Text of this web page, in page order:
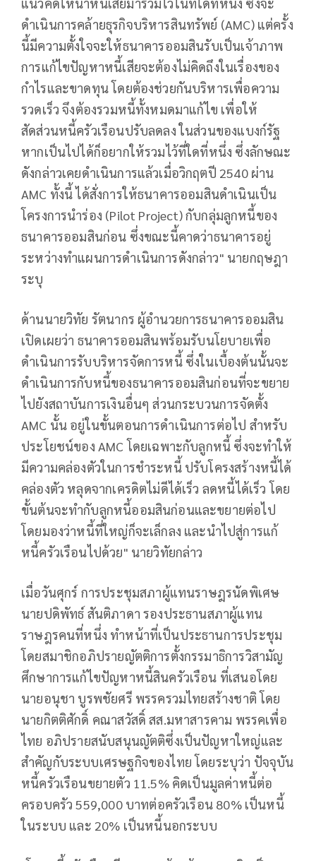
แนวคิดให้นำหนี้เสียมารวมไว้ในที่ใดที่หนึ่ง ซึ่งจะ
ดำเนินการคล้ายธุรกิจบริหารสินทรัพย์ (AMC) แต่ครั้ง
นี้มีความตั้งใจจะให้ธนาคารออมสินรับเป็นเจ้าภาพ
การแก้ไขปัญหาหนี้เสียจะต้องไม่คิดถึงในเรื่องของ
กำไรและขาดทุน โดยต้องช่วยกันบริหารเพื่อความ
รวดเร็ว จึงต้องรวมหนี้ทั้งหมดมาแก้ไข เพื่อให้
สัดส่วนหนี้ครัวเรือนปรับลดลง ในส่วนของแบงก์รัฐ
หากเป็นไปได้ก็อยากให้รวมไว้ที่ใดที่หนึ่ง ซึ่งลักษณะ
ดังกล่าวเคยดำเนินการแล้วเมื่อวิกฤตปี 2540 ผ่าน
AMC ทั้งนี้ ได้สั่งการให้ธนาคารออมสินดำเนินเป็น
โครงการนำร่อง (Pilot Project) กับกลุ่มลูกหนี้ของ
ธนาคารออมสินก่อน ซึ่งขณะนี้คาดว่าธนาคารอยู่
ระหว่างทำแผนการดำเนินการดังกล่าว" นายกฤษฎา
ระบุ
ด้านนายวิทัย รัตนากร ผู้อำนวยการธนาคารออมสิน
เปิดเผยว่า ธนาคารออมสินพร้อมรับนโยบายเพื่อ
ดำเนินการรับบริหารจัดการหนี้ ซึ่งในเบื้องต้นนั้นจะ
ดำเนินการกับหนี้ของธนาคารออมสินก่อนที่จะขยาย
ไปยังสถาบันการเงินอื่นๆ ส่วนกระบวนการจัดตั้ง
AMC นั้น อยู่ในขั้นตอนการดำเนินการต่อไป สำหรับ
ประโยชน์ของ AMC โดยเฉพาะกับลูกหนี้ ซึ่งจะทำให้
มีความคล่องตัวในการชำระหนี้ ปรับโครงสร้างหนี้ได้
คล่องตัว หลุดจากเครดิตไม่ดีได้เร็ว ลดหนี้ได้เร็ว โดย
ขั้นต้นจะทำกับลูกหนี้ออมสินก่อนและขยายต่อไป
โดยมองว่าหนี้ที่ใหญ่ก็จะเล็กลง และนำไปสู่การแก้
หนี้ครัวเรือนไปด้วย" นายวิทัยกล่าว
เมื่อวันศุกร์ การประชุมสภาผู้แทนราษฎรนัดพิเศษ
นายปดิพัทธ์ สันติภาดา รองประธานสภาผู้แทน
ราษฎรคนที่หนึ่ง ทำหน้าที่เป็นประธานการประชุม
โดยสมาชิกอภิปรายญัตติการตั้งกรรมาธิการวิสามัญ
ศึกษาการแก้ไขปัญหาหนี้สินครัวเรือน ที่เสนอโดย
นายอนุชา บูรพชัยศรี พรรครวมไทยสร้างชาติ โดย
นายกิตติศักดิ์ คณาสวัสดิ์ สส.มหาสารคาม พรรคเพื่อ
ไทย อภิปรายสนับสนุนญัตติซึ่งเป็นปัญหาใหญ่และ
สำคัญกับระบบเศรษฐกิจของไทย โดยระบุว่า ปัจจุบัน
หนี้ครัวเรือนขยายตัว 11.5% คิดเป็นมูลค่าหนี้ต่อ
ครอบครัว 559,000 บาทต่อครัวเรือน 80% เป็นหนี้
ในระบบ และ 20% เป็นหนี้นอกระบบ